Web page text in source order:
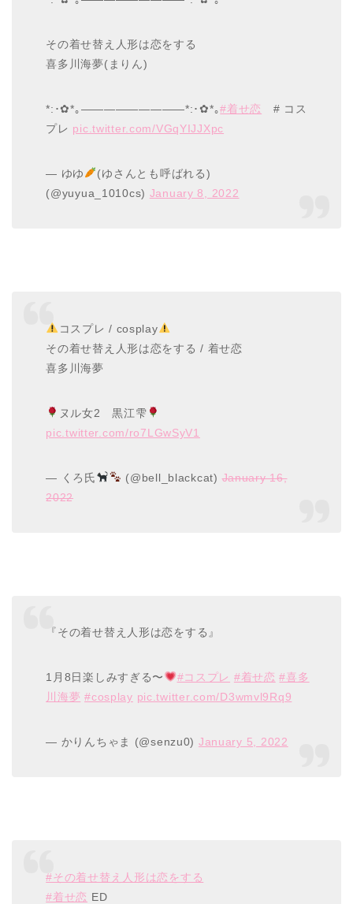
その着せ替え人形は恋をする
喜多川海夢(まりん)
*:･✿*｡—————————*:･✿*｡#着せ恋
# コス
プレ pic.twitter.com/VGqYIJJXpc
— ゆゆ
(ゆさんとも呼ばれる)
(@yuyua_1010cs) January 8, 2022
コスプレ / cosplay
その着せ替え人形は恋をする / 着せ恋
喜多川海夢
ヌル女2 黒江雫
pic.twitter.com/ro7LGwSyV1
— くろ氏 (@bell_blackcat)January 16,
2022
『その着せ替え人形は恋をする』
1月8日楽しみすぎる〜 #コスプレ #着せ恋 #喜多
川海夢 #cosplay pic.twitter.com/D3wmvl9Rq9
— かりんちゃま (@senzu0) January 5, 2022
#その着せ替え人形は恋をする
#着せ恋 ED